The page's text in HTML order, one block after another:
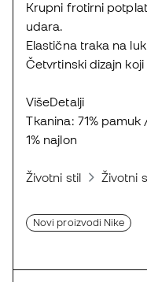
Krupni frotirni
udara.
Elastična traka na
Četvrtinski dizajn koji
VišeDetalji
Tkanina: 71%
1% najlon
Životni stil Životni
Novi proizvodi Nike